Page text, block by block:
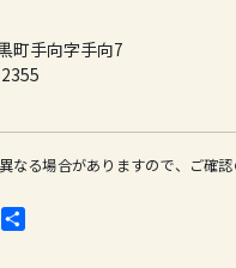
町手向字手向7
なる場合がありますので、ご確認
L